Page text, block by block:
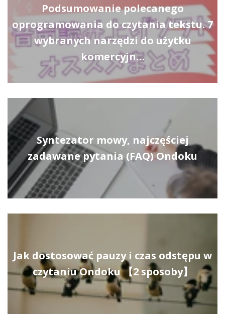
Podsumowanie polecanego
oprogramowania do czytania tekstu. 7
wybranych narzędzi do użytku
komercyjn…
Syntezator mowy, najczęściej
zadawane pytania (FAQ) Ondoku
Jak dostosować pauzy i czas odstępu w
czytaniu Ondoku 【2 sposoby】